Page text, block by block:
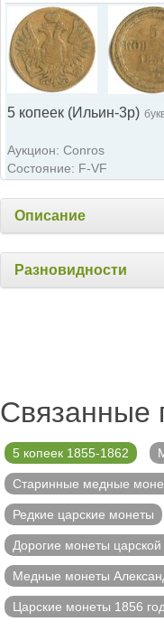
5 копеек (Ильин-3р)
Аукцион: Conros
Состояние: F-VF
Описание
Разновидности
Связанные
5 копеек 1855-1862
Старинные медные
Редкие царские монеты
Дорогие монеты царской
Медные монеты
Царские монеты 1856